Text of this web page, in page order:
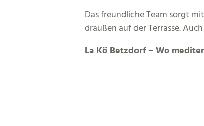
Das freundliche Team sorgt
draußen auf der Terrasse.
La Kö Betzdorf – Wo